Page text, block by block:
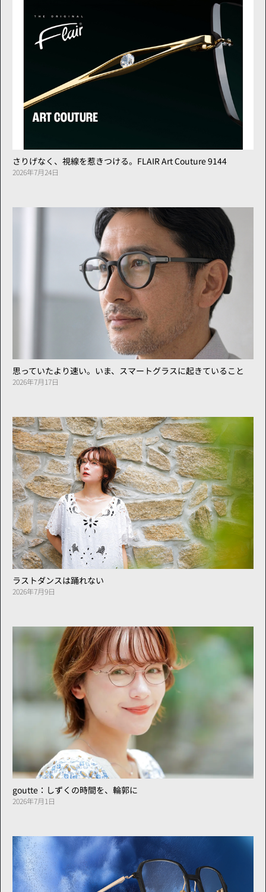
さりげなく、視線を惹きつける。FLAIR Art Couture 9144
2026年7月24日
思っていたより速い。いま、スマートグラスに起きていること
2026年7月17日
ラストダンスは踊れない
2026年7月9日
goutte：しずくの時間を、輪郭に
2026年7月1日